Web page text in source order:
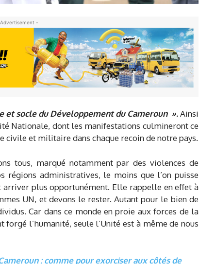
-
et socle du Développement du Cameroun ».Ainsi
Nationale, dont les manifestations culmineront ce
civile et militaire dans chaque recoin de notre pays.
tous, marqué notamment par des violences de
régions administratives, le moins que l’on puisse
plus opportunément. Elle rappelle en effet à
UN, et devons le rester. Autant pour le bien de
Car dans ce monde en proie aux forces de la
l’humanité, seule l’Unité est à même de nous
: comme pour exorciser aux côtés de